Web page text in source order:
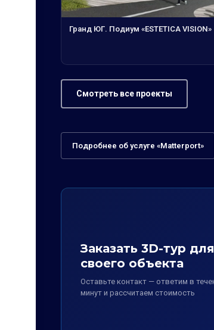
Гранд ЮГ. Подиум «ESTETICA VISION»
Смотреть все проекты
Подробнее об услуге «Matterport»
Заказать 3D-тур для
своего объекта
Оставьте контакт — ответим в
минут и рассчитаем стоимость